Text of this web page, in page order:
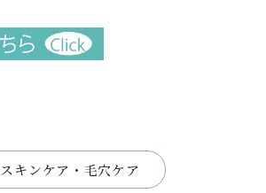
スキンケア・毛穴ケア